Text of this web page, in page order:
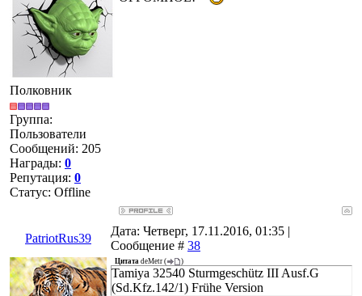
Полковник
Группа:
Пользователи
Сообщений: 205
Награды: 0
Репутация: 0
Статус: Offline
PatriotRus39
Дата: Четверг, 17.11.2016, 01:35 |
Сообщение # 38
Цитата deMetr ( )
Tamiya 32540 Sturmgeschütz III Ausf.G
(Sd.Kfz.142/1) Frühe Version